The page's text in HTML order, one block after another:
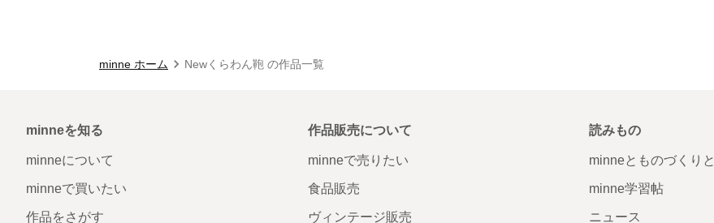
minne ホーム Newくらわん鞄 の作品一覧
minneを知る
minneについて
minneで買いたい
作品をさがす
作品販売について
minneで売りたい
食品販売
ヴィンテージ販売
読みもの
minneとものづくりと
minne学習帖
ニュース